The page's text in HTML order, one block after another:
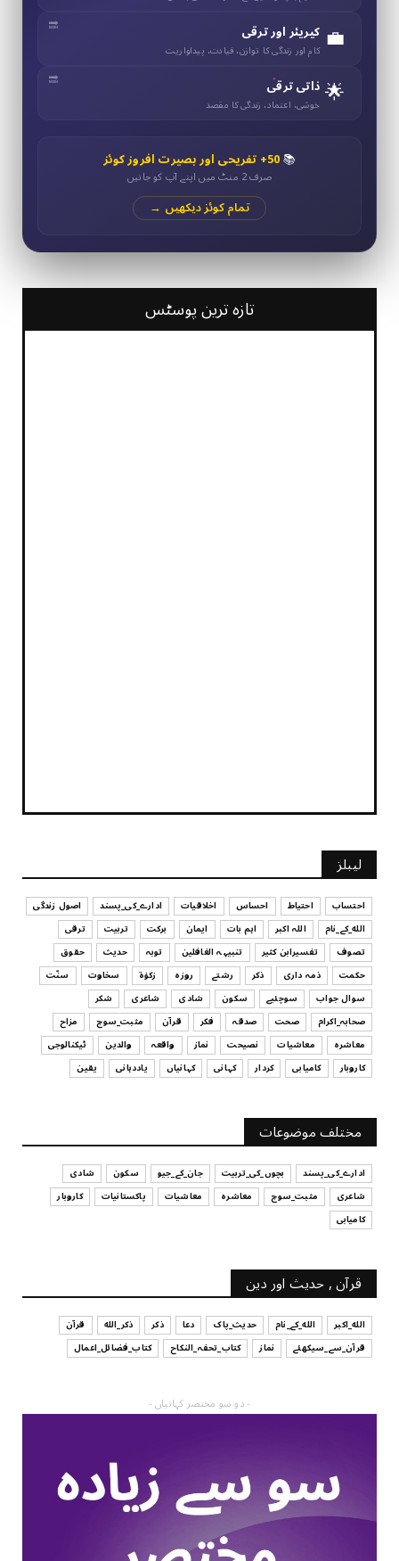
💼 کیریئر اور ترقی
کام اور زندگی کا توازن، قیادت، پیداواریت
🌟 ذاتی ترقی
خوشی، اعتماد، زندگی کا مقصد
📚50+ تفریحی اور بصیرت افروز کوئز
صرف 2 منٹ میں اپنے آپ کو جانیں
تمام کوئز دیکھیں →
تازہ ترین پوسٹس
لیبلز
احتساب احتیاط احساس اخلاقیات ادارے_کی_پسند
اصول زندگی
الله_کے_نام
اللہ اکبر اہم بات ایمان برکت تربیت
ترقی
تصوف
تفسیرابن کثیر تنبیہہ الغافلین توبہ حدیث
حقوق
حکمت
ذمہ داری ذکر رشتے روزہ زکوٰۃ سخاوت
سنّت
سوال جواب
سوچئیے سکون شادی شاعری
شکر
صحابہ_اکرام
صحت صدقہ فکر قرآن مثبت_سوچ
مزاح
معاشرہ
معاشیات نصیحت نماز واقعہ والدین
ٹیکنالوجی
کاروبار
کامیابی کردار کہانی کہانیاں یاددہانی یقین
مختلف موضوعات
ادارے_کی_پسند بچوں_کی_تربیت جان_کے_جیو سکون
شادی
شاعری
مثبت_سوچ معاشرہ معاشیات پاکستانیات
کاروبار
کامیابی
قرآن , حدیث اور دین
الله_اکبر الله_کے_نام حدیث_پاک دعا ذکر ذکر_الله
قرآن
قرآن_سے_سیکھئے
نماز کتاب_تحفہ_النکاح کتاب_فضائل_اعمال
- دو سو مختصر کہانیاں -